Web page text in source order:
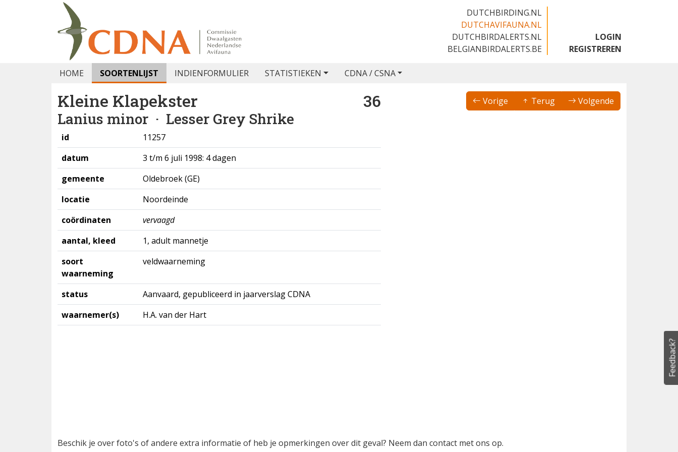
DUTCHBIRDING.NL
DUTCHAVIFAUNA.NL
DUTCHBIRDALERTS.NL
BELGIANBIRDALERTS.BE
LOGIN
REGISTREREN
HOME SOORTENLIJST INDIENFORMULIER STATISTIEKEN CDNA / CSNA
Kleine Klapekster 36
Lanius minor · Lesser Grey Shrike
Vorige Terug Volgende
id
11257
datum
3 t/m 6 juli 1998: 4 dagen
gemeente
Oldebroek (GE)
locatie
Noordeinde
coördinaten
vervaagd
aantal, kleed
1, adult mannetje
soort
waarneming
veldwaarneming
status
Aanvaard, gepubliceerd in jaarverslag CDNA
waarnemer(s)
H.A. van der Hart
Beschik je over foto's of andere extra informatie of heb je opmerkingen over dit geval? Neem dan contact met ons op.
Feedback?